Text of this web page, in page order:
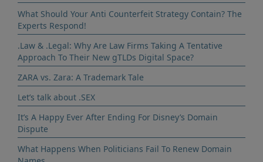
What Should Your Anti Counterfeit Strategy Contain? The
Experts Respond!
.Law & .Legal: Why Are Law Firms Taking A Tentative
Approach To Their New gTLDs Digital Space?
ZARA vs. Zara: A Trademark Tale
Let’s talk about .SEX
It’s A Happy Ever After Ending For Disney’s Domain
Dispute
What Happens When Politicians Fail To Renew Domain